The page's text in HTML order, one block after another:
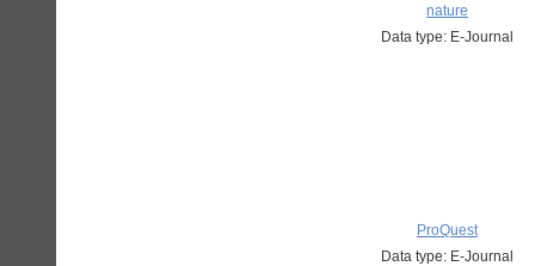
nature
Data type: E-Journal
ProQuest
Data type: E-Journal